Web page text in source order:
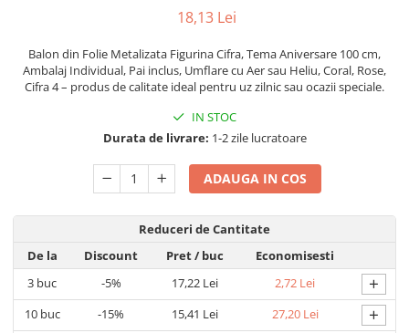
Maturi, Perii, Mopuri si Galeti
Produse ingrijire incaltaminte
Radiatoare si Seminee electrice
Uscatoare si Standere Haine
Articole pentru Gradina si Bricolaj
Articole pentru Iluminat
Corpuri de iluminat
Lampi de veghe
Articole si, Echipamente pentru
Transport şi Ridicat
18,13 Lei
Balon din Folie Metalizata Figurina Cifra, Tema Aniversare 100 cm,
Ambalaj Individual, Pai inclus, Umflare cu Aer sau Heliu, Coral, Rose,
Cifra 4 – produs de calitate ideal pentru uz zilnic sau ocazii speciale.
IN STOC
Durata de livrare: 1-2 zile lucratoare
ADAUGA IN COS
Reduceri de Cantitate
De la
Discount Pret/ buc
Economisesti
3 buc -5% 17,22 Lei 2,72 Lei +
10buc -15% 15,41 Lei 27,20 Lei +